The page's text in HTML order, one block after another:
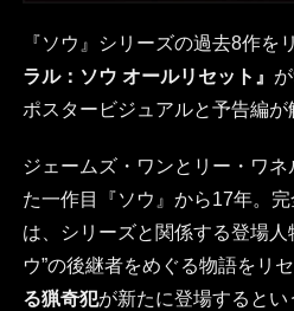
『ソウ』シリーズの過去8作を
ラル：ソウ オールリセット』
ポスタービジュアルと予告編が
ジェームズ・ワンとリー・ワ
た一作目『ソウ』から17年。
は、シリーズと関係する登場人
ウ”の後継者をめぐる物語をリセ
る猟奇犯が新たに登場するとい